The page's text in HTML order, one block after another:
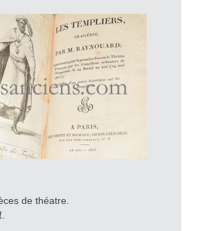
de théatre.